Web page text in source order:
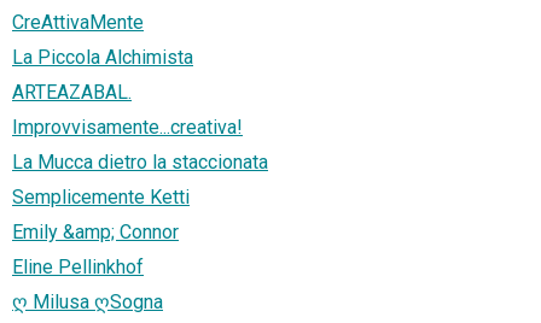
CreAttivaMente
La Piccola Alchimista
ARTEAZABAL.
Improvvisamente...creativa!
La Mucca dietro la staccionata
Semplicemente Ketti
Emily &amp; Connor
Eline Pellinkhof
ღ Milusa ღSogna